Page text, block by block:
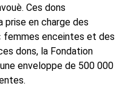
Ces dons
prise en charge des
femmes enceintes et des
dons, la Fondation
enveloppe de 500 000